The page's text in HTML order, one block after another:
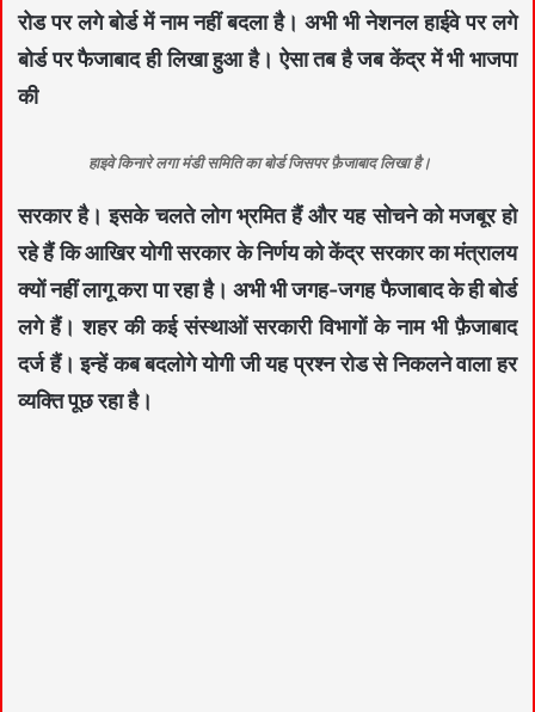
रोड पर लगे बोर्ड में नाम नहीं बदला है। अभी भी नेशनल हाईवे पर लगे
बोर्ड पर फैजाबाद ही लिखा हुआ है। ऐसा तब है जब केंद्र में भी भाजपा
की
हाइवे किनारे लगा मंडी समिति का बोर्ड जिसपर फ़ैजाबाद लिखा है।
सरकार है। इसके चलते लोग भ्रमित हैं और यह सोचने को मजबूर हो
रहे हैं कि आखिर योगी सरकार के निर्णय को केंद्र सरकार का मंत्रालय
क्यों नहीं लागू करा पा रहा है। अभी भी जगह-जगह फैजाबाद के ही बोर्ड
लगे हैं। शहर की कई संस्थाओं सरकारी विभागों के नाम भी फ़ैजाबाद
दर्ज हैं। इन्हें कब बदलोगे योगी जी यह प्रश्न रोड से निकलने वाला हर
व्यक्ति पूछ रहा है।